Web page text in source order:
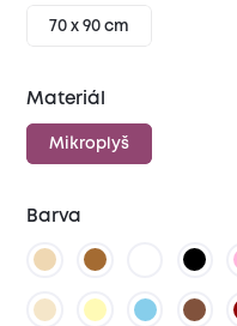
70 x 90 cm
Materiál
Mikroplyš
Barva